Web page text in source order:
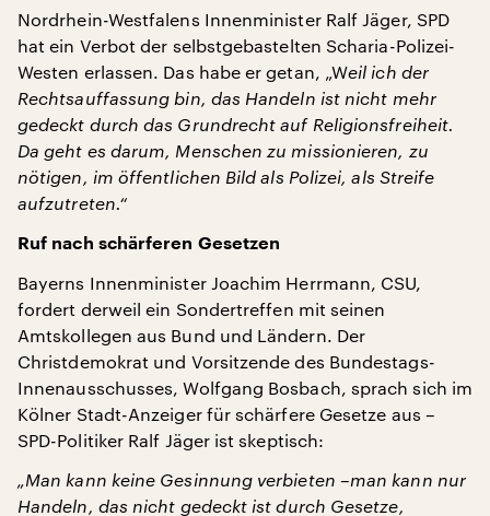
Nordrhein-Westfalens Innenminister Ralf Jäger, SPD
hat ein Verbot der selbstgebastelten Scharia-Polizei-
Westen erlassen. Das habe er getan, „Weil ich der
Rechtsauffassung bin, das Handeln ist nicht mehr
gedeckt durch das Grundrecht auf Religionsfreiheit.
Da geht es darum, Menschen zu missionieren, zu
nötigen, im öffentlichen Bild als Polizei, als Streife
aufzutreten.“
Ruf nach schärferen Gesetzen
Bayerns Innenminister Joachim Herrmann, CSU,
fordert derweil ein Sondertreffen mit seinen
Amtskollegen aus Bund und Ländern. Der
Christdemokrat und Vorsitzende des Bundestags-
Innenausschusses, Wolfgang Bosbach, sprach sich im
Kölner Stadt-Anzeiger für schärfere Gesetze aus –
SPD-Politiker Ralf Jäger ist skeptisch:
„Man kann keine Gesinnung verbieten –man kann nur
Handeln, das nicht gedeckt ist durch Gesetze,